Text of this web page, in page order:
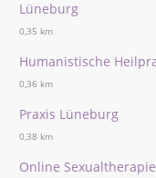
Lüneburg
0,35 km
Humanistische
0,36 km
Praxis Lüneburg
0,38 km
Online